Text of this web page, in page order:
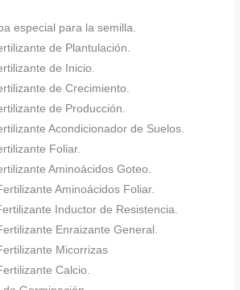
especial para la semilla.
de Plantulación.
de Inicio.
de Crecimiento.
de Producción.
Acondicionador de Suelos.
Foliar.
Aminoácidos Goteo.
Aminoácidos Foliar.
Inductor de Resistencia.
Enraizante General.
Micorrizas
Calcio.